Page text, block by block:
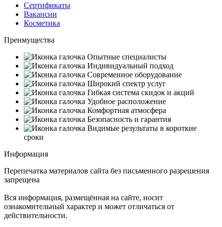
Сертификаты
Вакансии
Косметика
Преимущества
Опытные специалисты
Индивидуальный подход
Современное оборудование
Широкий спектр услуг
Гибкая система скидок и акций
Удобное расположение
Комфортная атмосфера
Безопасность и гарантия
Видимые результаты в короткие
сроки
Информация
Перепечатка материалов сайта без письменного разрешения
запрещена
Вся информация, размещённая на сайте, носит
ознакомительный характер и может отличаться от
действительности.